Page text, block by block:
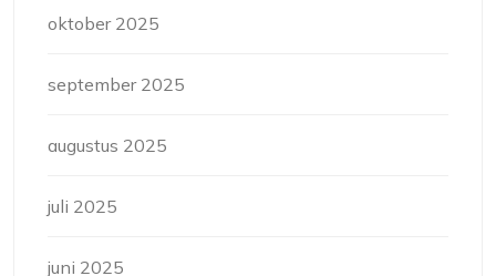
oktober 2025
september 2025
augustus 2025
juli 2025
juni 2025